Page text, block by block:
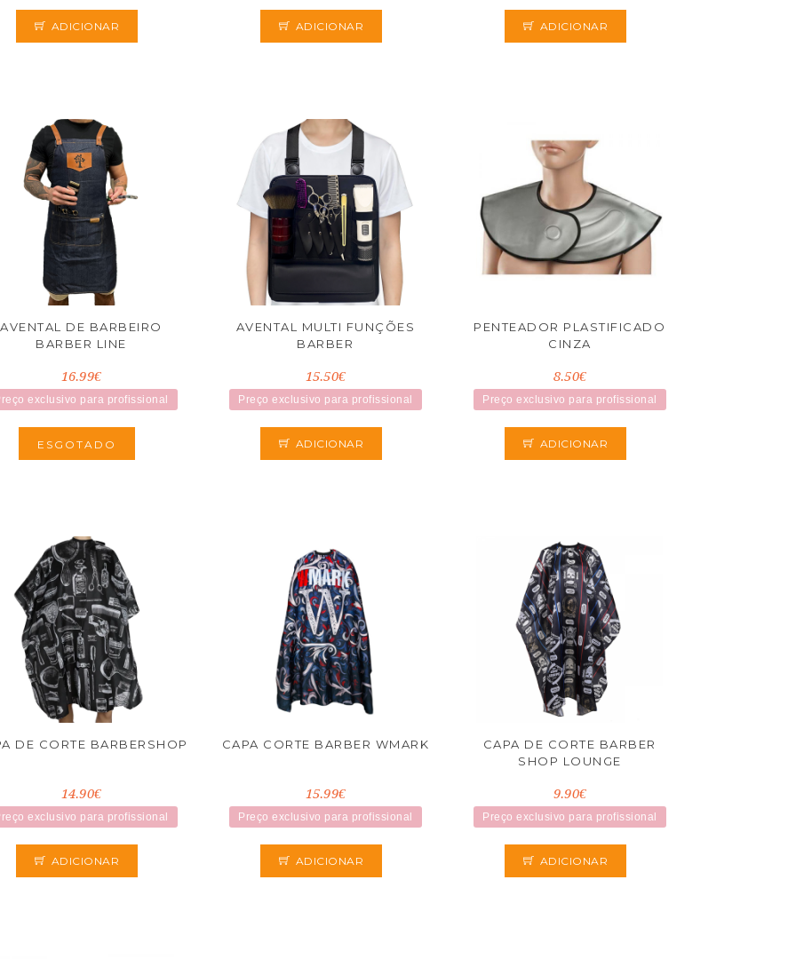
ADICIONAR ADICIONAR ADICIONAR
AVENTAL DE BARBEIRO
BARBER LINE
16.99€
exclusivo para profissional
ESGOTADO
AVENTAL MULTI FUNÇÕES
BARBER
15.50€
Preço exclusivo para profissional
ADICIONAR
PENTEADOR PLASTIFICADO
CINZA
8.50€
Preço exclusivo para profissional
ADICIONAR
DE CORTE BARBERSHOP
14.90€
exclusivo para profissional
ADICIONAR
CAPA CORTE BARBER WMARK
15.99€
Preço exclusivo para profissional
ADICIONAR
CAPA DE CORTE BARBER
SHOP LOUNGE
9.90€
Preço exclusivo para profissional
ADICIONAR